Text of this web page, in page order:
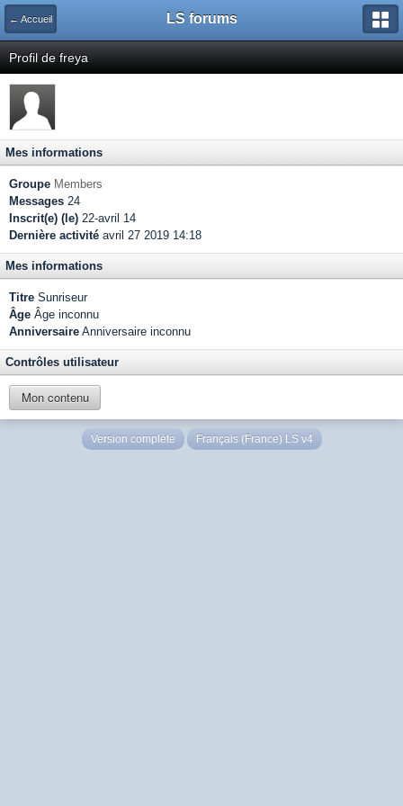
← Accueil LS forums
Profil de freya
Mes informations
Groupe Members
Messages 24
Inscrit(e) (le) 22-avril 14
Dernière activité avril 27 2019 14:18
Mes informations
Titre Sunriseur
Âge Âge inconnu
Anniversaire Anniversaire inconnu
Contrôles utilisateur
Mon contenu
Version complète Français (France) LS v4